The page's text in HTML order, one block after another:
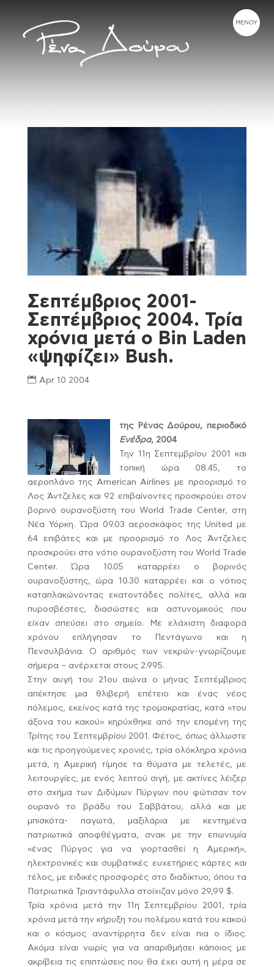
Σεπτέμβριος 2001-
Σεπτέμβριος 2004. Τρία
χρόνια μετά ο Bin Laden
«ψηφίζει» Bush.
Apr 10 2004
της Ρένας Δούρου, περιοδικό
Ενέδρα, 2004
Την 11η Σεπτεμβρίου 2001 και
τοπική ώρα 08.45, το
αεροπλάνο της American Airlines με προορισμό το
Λος Άντζελες και 92 επιβαίνοντες προσκρούει στον
βορινό ουρανοξύστη του World Trade Center, στη
Νέα Υόρκη. Ώρα 09.03 αεροσκάφος της United με
64 επιβάτες και με προορισμό το Λος Άντζελες
προσκρούει στο νότιο ουρανοξύστη του World Trade
Center. Ώρα 10.05 καταρρέει ο βορινός
ουρανοξύστης, ώρα 10.30 καταρρέει και ο νότιος
καταπλακώνοντας εκατοντάδες πολίτες, αλλά και
πυροσβέστες, διασώστες και αστυνομικούς που
είχαν σπεύσει στο σημείο. Με ελάχιστη διαφορά
χρόνου επλήγησαν το Πεντάγωνο και η
Πενσυλβάνια. Ο αριθμός των νεκρών-γνωρίζουμε
σήμερα – ανέρχεται στους 2.995.
Στην αυγή του 21ου αιώνα ο μήνας Σεπτέμβριος
απέκτησε μια θλιβερή επέτειο και ένας νέος
πόλεμος, εκείνος κατά της τρομοκρατίας, κατά «του
άξονα του κακού» κηρύχθηκε από την επομένη της
Τρίτης του Σεπτεμβρίου 2001. Φέτος, όπως άλλωστε
και τις προηγούμενες χρονιές, τρία ολόκληρα χρόνια
μετά, η Αμερική τίμησε τα θύματα με τελετές, με
λειτουργίες, με ενός λεπτού σιγή, με ακτίνες λέιζερ
στο σχήμα των Διδύμων Πύργων που φώτισαν τον
ουρανό το βράδυ του Σαββάτου, αλλά και με
μπισκότα- παγωτά, μαξιλάρια με κεντημένα
πατριωτικά αποφθέγματα, σνακ με την επωνυμία
«ένας Πύργος για να γιορτασθεί η Αμερική»,
ηλεκτρονικές και συμβατικές ευχετήριες κάρτες και
τέλος, με ειδικές προσφορές στο διαδίκτυο, όπου τα
Πατριωτικά Τριαντάφυλλα στοίχιζαν μόνο 29,99 $.
Τρία χρόνια μετά την 11η Σεπτεμβρίου 2001, τρία
χρόνια μετά την κήρυξη του πολέμου κατά του κακού
και ο κόσμος αναντίρρητα δεν είναι πια ο ίδιος.
Ακόμα είναι νωρίς για να απαριθμήσει κάποιος με
ακρίβεια τις επιπτώσεις που θα έχει αυτή η μέρα σε